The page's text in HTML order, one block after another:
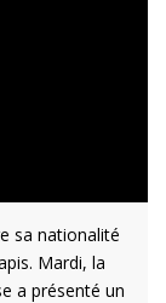
sa nationalité
Mardi, la
a présenté un